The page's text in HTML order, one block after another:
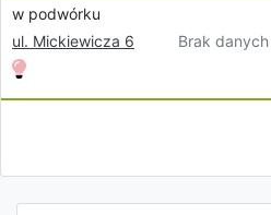
w podwórku
ul. Mickiewicza 6
Brak danych